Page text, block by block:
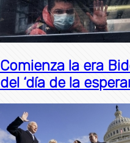
Comienza la era
del ‘día de la